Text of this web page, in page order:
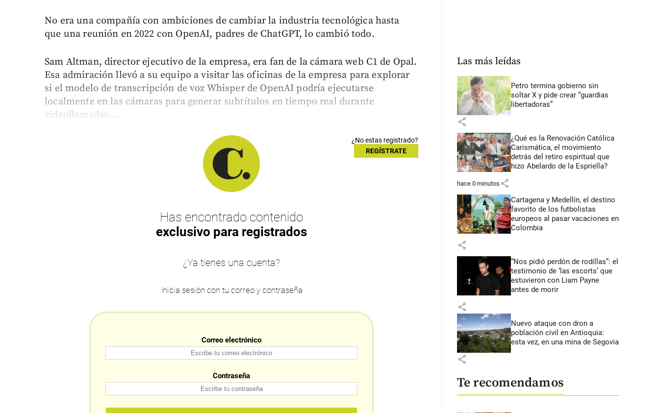
No era una compañía con ambiciones de cambiar la industria tecnológica hasta
que una reunión en 2022 con OpenAI, padres de ChatGPT, lo cambió todo.
Sam Altman, director ejecutivo de la empresa, era fan de la cámara web C1 de Opal.
Esa admiración llevó a su equipo a visitar las oficinas de la empresa para explorar
si el modelo de transcripción de voz Whisper de OpenAI podría ejecutarse
localmente en las cámaras para generar subtítulos en tiempo real durante
videollamadas....
¿No estas registrado?
REGÍSTRATE
Has encontrado contenido
exclusivo para registrados
¿Ya tienes una cuenta?
Inicia sesión con tu correo y contraseña
Correo electrónico
Contraseña
Las más leídas
Petro termina gobierno sin
soltar X y pide crear “guardias
libertadoras”
share
¿Qué es la Renovación Católica
Carismática, el movimiento
detrás del retiro espiritual que
hizo Abelardo de la Espriella?
hace 0 minutos share
Cartagena y Medellín, el destino
favorito de los futbolistas
europeos al pasar vacaciones en
Colombia
share
“Nos pidió perdón de rodillas”: el
testimonio de ‘las escorts’ que
estuvieron con Liam Payne
antes de morir
share
Nuevo ataque con dron a
población civil en Antioquia:
esta vez, en una mina de Segovia
share
Te recomendamos